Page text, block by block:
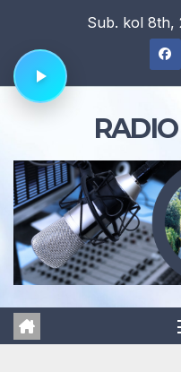
content
Sub. kol 8th,